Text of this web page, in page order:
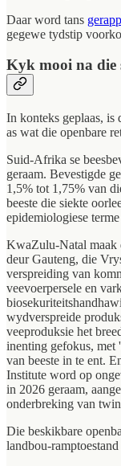
Daar word tans
gegewe tydstip
Kyk mooi na die
In konteks geplaas, is
as wat die openbare
Suid-Afrika se
geraam. Bevestigde
1,5% tot 1,75% van
beeste die siekte
epidemiologiese
KwaZulu-Natal maak
deur Gauteng, die
verspreiding van
veevoerpersele en
wydverspreide
veeproduksie het
inenting gefokus, met
van beeste in te ent.
Institute word op
in 2026 geraam,
onderbreking van
Die beskikbare
landbou-ramptoestand